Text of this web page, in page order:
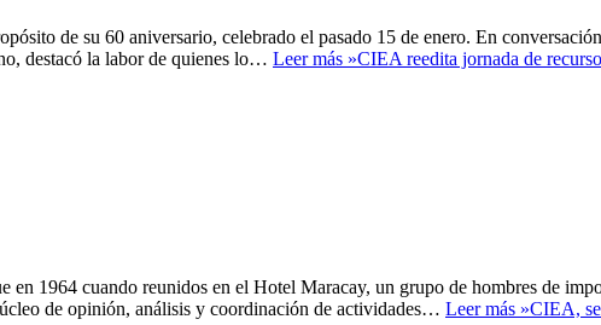
de su 60 aniversario, celebrado el pasado 15 de enero. En
destacó la labor de quienes lo… Leer más »CIEA reedita jornada de
1964 cuando reunidos en el Hotel Maracay, un grupo de hombres de
de opinión, análisis y coordinación de actividades… Leer más »CIEA,